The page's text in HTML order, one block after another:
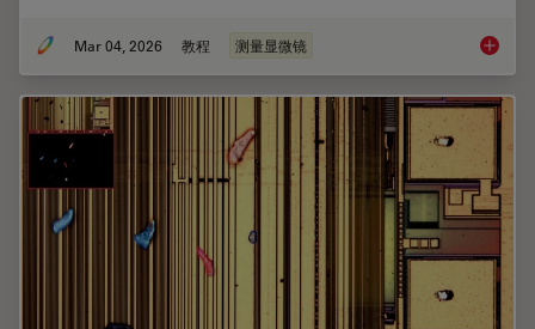
Mar 04, 2026 教程 测量显微镜 显微镜